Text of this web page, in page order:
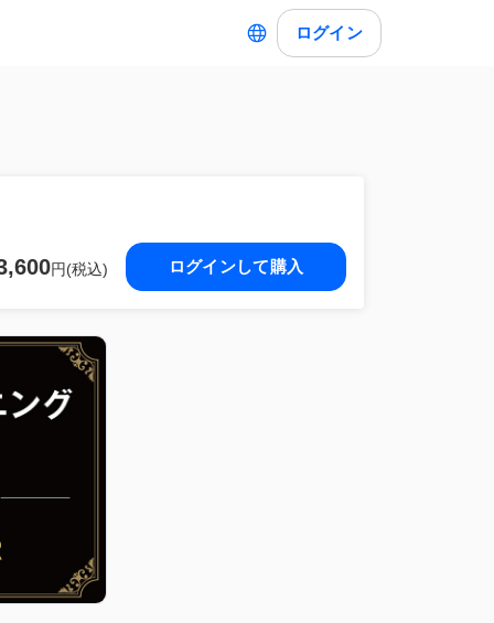
ログイン
円(税込) ログインして購入